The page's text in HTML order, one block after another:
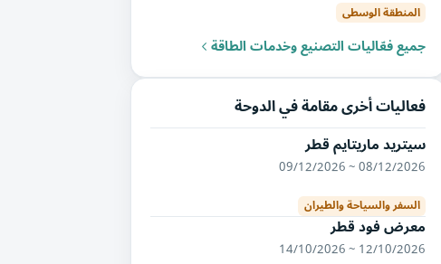
المنطقة الوسطى
جميع فعّاليات التصنيع وخدمات الطاقة
فعاليات أخرى مقامة في الدوحة
سيتريد ماريتايم قطر
08/12/2026 ~ 09/12/2026
السفر والسياحة والطيران
معرض فود قطر
12/10/2026 ~ 14/10/2026